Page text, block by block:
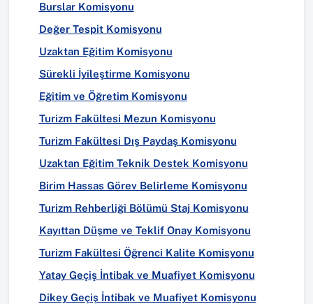
Burslar Komisyonu
Değer Tespit Komisyonu
Uzaktan Eğitim Komisyonu
Sürekli İyileştirme Komisyonu
Eğitim ve Öğretim Komisyonu
Turizm Fakültesi Mezun Komisyonu
Turizm Fakültesi Dış Paydaş Komisyonu
Uzaktan Eğitim Teknik Destek Komisyonu
Birim Hassas Görev Belirleme Komisyonu
Turizm Rehberliği Bölümü Staj Komisyonu
Kayıttan Düşme ve Teklif Onay Komisyonu
Turizm Fakültesi Öğrenci Kalite Komisyonu
Yatay Geçiş İntibak ve Muafiyet Komisyonu
Dikey Geçiş İntibak ve Muafiyet Komisyonu